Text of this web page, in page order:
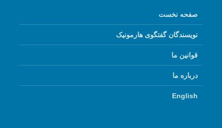
صفحه نخست
نویسندگان گفتگوی هارمونیک
قوانین ما
درباره ما
English